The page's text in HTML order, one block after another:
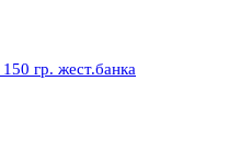
гр. жест.банка